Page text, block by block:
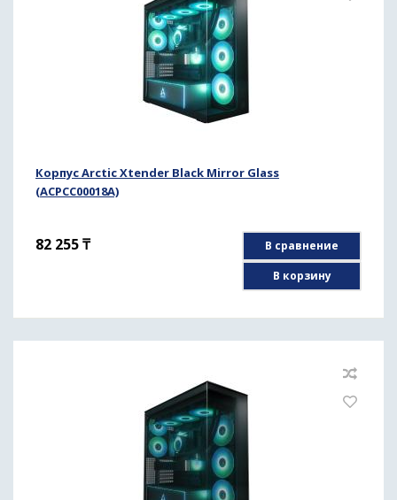
Корпус Arctic Xtender Black Mirror Glass
(ACPCC00018A)
82 255₸
В сравнение
В корзину